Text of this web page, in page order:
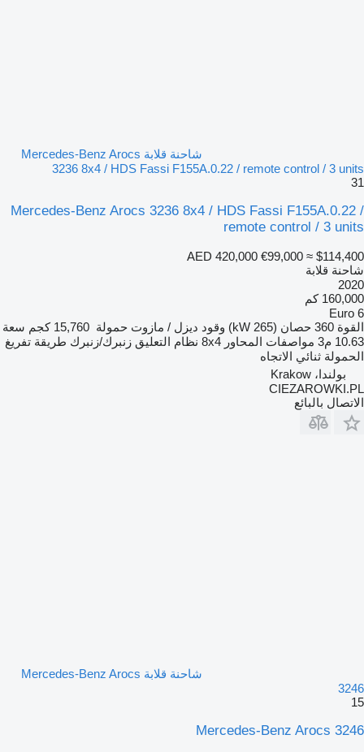
شاحنة قلابة Mercedes-Benz Arocs
3236 8x4 / HDS Fassi F155A.0.22 / remote control / 3 units
31
Mercedes-Benz Arocs 3236 8x4 / HDS Fassi F155A.0.22 /
remote control / 3 units
AED 420,000 €99,000 ≈ $114,400
شاحنة قلابة
2020
160,000 كم
Euro 6
القوة 360 حصان (265 kW) وقود ديزل / مازوت حمولة 15,760 كجم
سعة
10.63 م3
مواصفات المحاور 8x4 نظام التعليق زنبرك/زنبرك طريقة تفريغ
الحمولة ثنائي الاتجاه
بولندا، Krakow
CIEZAROWKI.PL
الاتصال بالبائع
شاحنة قلابة Mercedes-Benz Arocs
3246
15
Mercedes-Benz Arocs 3246